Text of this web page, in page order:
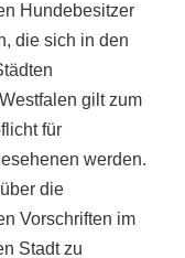
Hundebesitzer
die sich in den
gilt zum
für
werden.
die
Vorschriften im
Stadt zu